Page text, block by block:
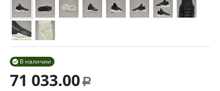
В наличии

71 033.00 Р